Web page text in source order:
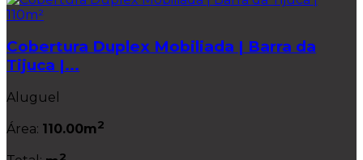
Cobertura Duplex Mobiliada | Barra da
Tijuca |...
Aluguel
Área: 110.00m2
2